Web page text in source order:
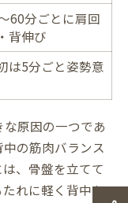
60分ごとに肩回
背伸び
は5分ごと姿勢意
原因の一つであ
の筋肉バランス
、骨盤を立てて
れに軽く背中を